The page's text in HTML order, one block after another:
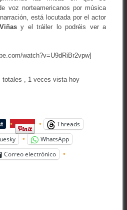
voz norteamericanos por música
está locutada por el actor
y el tráiler lo podréis ver a
watch?v=U9dRiBr2vpw]
totales , 1 veces vista hoy
Threads
WhatsApp
Correo electrónico